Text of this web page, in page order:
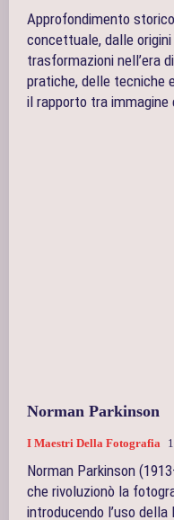
Approfondimento
concettuale, dalle
trasformazioni nell’era
pratiche, delle tecniche
il rapporto tra immagine
Norman Parkinson
I Maestri Della Fotografia
Norman Parkinson
che rivoluzionò la
introducendo l’uso